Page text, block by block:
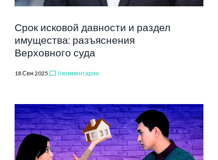
Срок исковой давности и раздел
имущества: разъяснения
Верховного суда
18 Сен 2025 chat_bubble_outline 0 комментарии